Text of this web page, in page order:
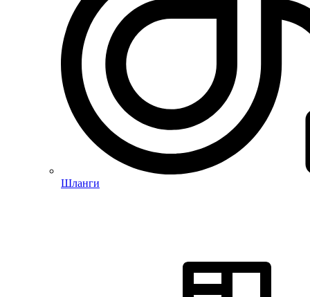
Шланги